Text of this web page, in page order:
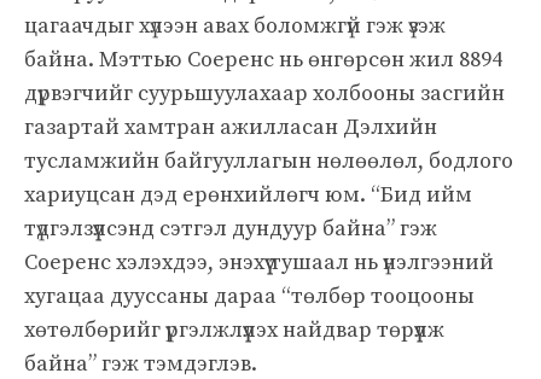
цагаачдыг хүлээн авах боломжгүй гэж үзэж
байна. Мэттью Соеренс нь өнгөрсөн жил 8894
дүрвэгчийг суурьшуулахаар холбооны засгийн
газартай хамтран ажилласан Дэлхийн
тусламжийн байгууллагын нөлөөлөл, бодлого
хариуцсан дэд ерөнхийлөгч юм. “Бид ийм
түдгэлзүүлсэнд сэтгэл дундуур байна” гэж
Соеренс хэлэхдээ, энэхүү тушаал нь үнэлгээний
хугацаа дууссаны дараа “төлбөр тооцооны
хөтөлбөрийг үргэлжлүүлэх найдвар төрүүлж
байна” гэж тэмдэглэв.